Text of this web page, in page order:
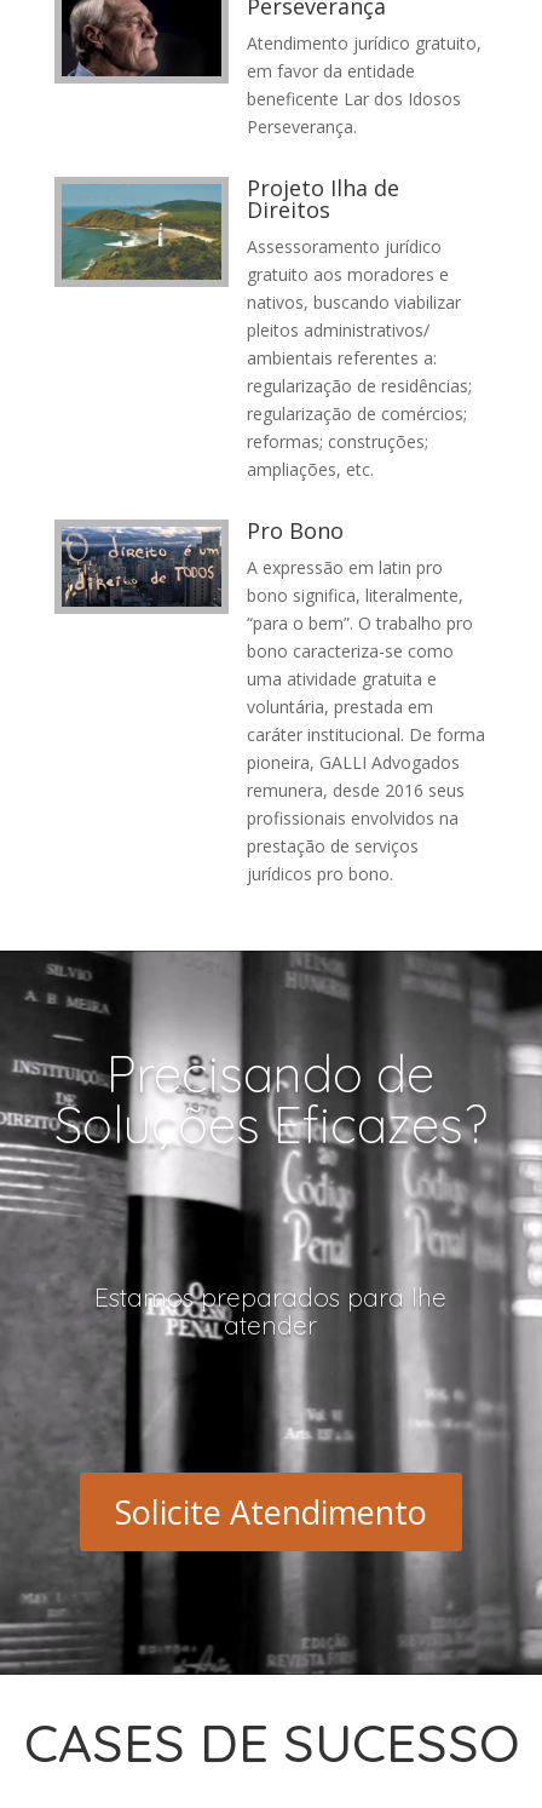
Atendimento jurídico gratuito,
em favor da entidade
beneficente Lar dos Idosos
Perseverança.
Projeto Ilha de
Direitos
Assessoramento jurídico
gratuito aos moradores e
nativos, buscando viabilizar
pleitos administrativos/
ambientais referentes a:
regularização de residências;
regularização de comércios;
reformas; construções;
ampliações, etc.
Pro Bono
A expressão em latin pro
bono significa, literalmente,
“para o bem”. O trabalho pro
bono caracteriza-se como
uma atividade gratuita e
voluntária, prestada em
caráter institucional. De forma
pioneira, GALLI Advogados
remunera, desde 2016 seus
profissionais envolvidos na
prestação de serviços
jurídicos pro bono.
Tocador
Precisando de
Soluções Eficazes?
Estamos preparados para lhe
atender
Solicite Atendimento
CASES DE SUCESSO